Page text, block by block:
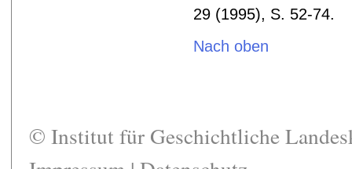
29 (1995), S. 52-74.
Nach oben
© Institut für Geschichtliche